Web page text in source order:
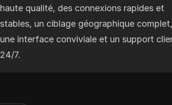
haute qualité, des connexions rapides et
stables, un ciblage géographique complet,
une interface conviviale et un support
24/7.